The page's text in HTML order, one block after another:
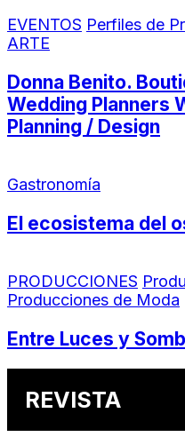
EVENTOS Perfiles de
ARTE
Donna Benito.
Wedding Planners
Planning / Design
Gastronomía
El ecosistema del
PRODUCCIONES
Producciones de Moda
Entre Luces y
REVISTA